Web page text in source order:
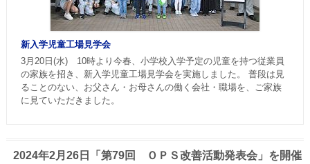
新入学児童工場見学会
3月20日(水) 10時より今春、小学校入学予定の児童を持つ従業員
の家族を招き、新入学児童工場見学会を実施しました。 普段は見
ることのない、お父さん・お母さんの働く会社・職場を、ご家族
に見ていただきました。
2024年2月26日「第79回 ＯＰＳ改善活動発表会」を開催